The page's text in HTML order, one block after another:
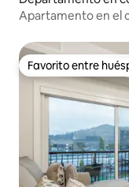
lowna
Apartamento en el
Favorito entre
Favorito entre